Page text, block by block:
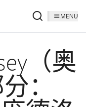
MENU
（奥
：